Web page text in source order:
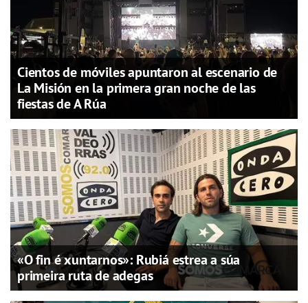
Cientos de móviles apuntaron al escenario de
La Misión en la primera gran noche de las
fiestas de A Rúa
«O fin é xuntarnos»: Rubiá estrea a súa
primeira ruta de adegas